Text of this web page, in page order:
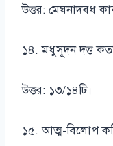
উত্তর: মেঘনাদবধ
১৪. মধুসূদন দত্ত
উত্তর: ১৩/১৪টি।
১৫. আত্ম-বিলোপ